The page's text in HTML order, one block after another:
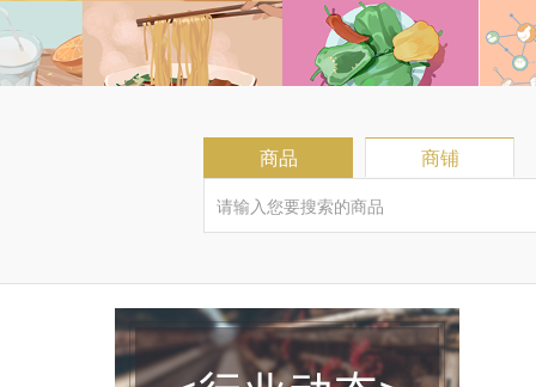
商品 商铺